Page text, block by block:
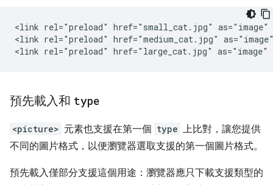
<link rel="preload" href="small_cat.jpg"
<link rel="preload" href="medium_cat.jpg"
預先載入和 type
<picture> 元素也支援在第一個 type 上比對，讓您提供
不同的圖片格式，以便瀏覽器選取支援的第一個圖片格式。
預先載入僅部分支援這個用途：瀏覽器應只下載支援類型的